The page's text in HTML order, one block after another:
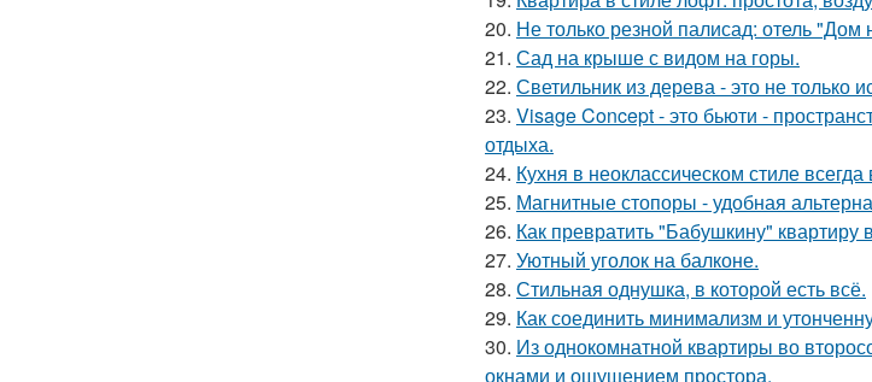
20. Не только резной палисад: отель "Дом
21. Сад на крыше с видом на горы.
22. Светильник из дерева - это не только
23. Visage Concept - это бьюти -
отдыха.
24. Кухня в неоклассическом стиле
25. Магнитные стопоры - удобная
26. Как превратить "Бабушкину"
27. Уютный уголок на балконе.
28. Стильная однушка, в которой есть всё.
29. Как соединить минимализм и
30. Из однокомнатной квартиры во
окнами и ощущением простора.